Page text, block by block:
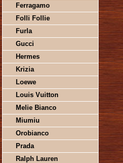
Ferragamo
Folli Follie
Furla
Gucci
Hermes
Krizia
Loewe
Louis Vuitton
Melie Bianco
Miumiu
Orobianco
Prada
Ralph Lauren